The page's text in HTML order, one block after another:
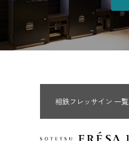
相鉄フレッサイン 一覧